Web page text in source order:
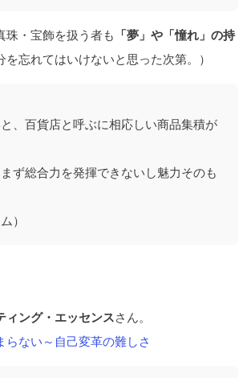
珠・宝飾を扱う者も
「夢」や「憧れ」の持
を忘れてはいけないと思った次第。）
、百貨店と呼ぶに相応しい商品集積が
ず総合力を発揮できないし魅力そのも
）
ング・エッセンスさん。
らない～自己変革の難しさ